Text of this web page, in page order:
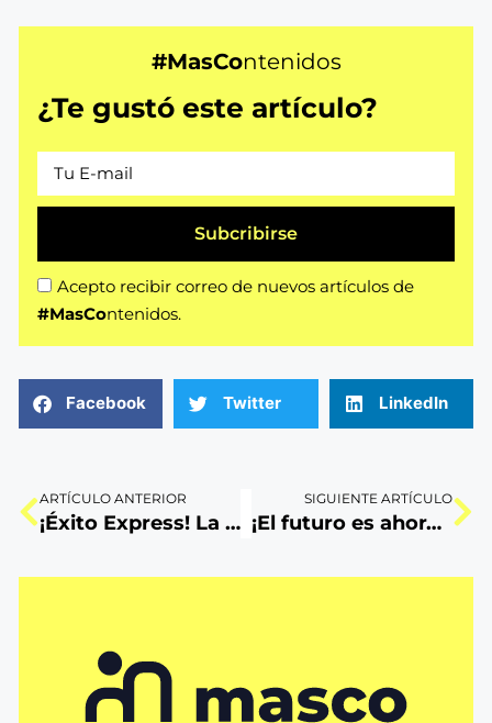
#MasContenidos
¿Te gustó este artículo?
Acepto recibir correo de nuevos artículos de
#MasContenidos.
Subcribirse
Facebook Twitter LinkedIn
ARTÍCULO ANTERIOR
¡Éxito Express! La Ruta de Masco para brillar en Peru Marketplace
SIGUIENTE ARTÍCULO
¡El futuro es ahora! ¿Cómo la IA está transformando la publicidad?